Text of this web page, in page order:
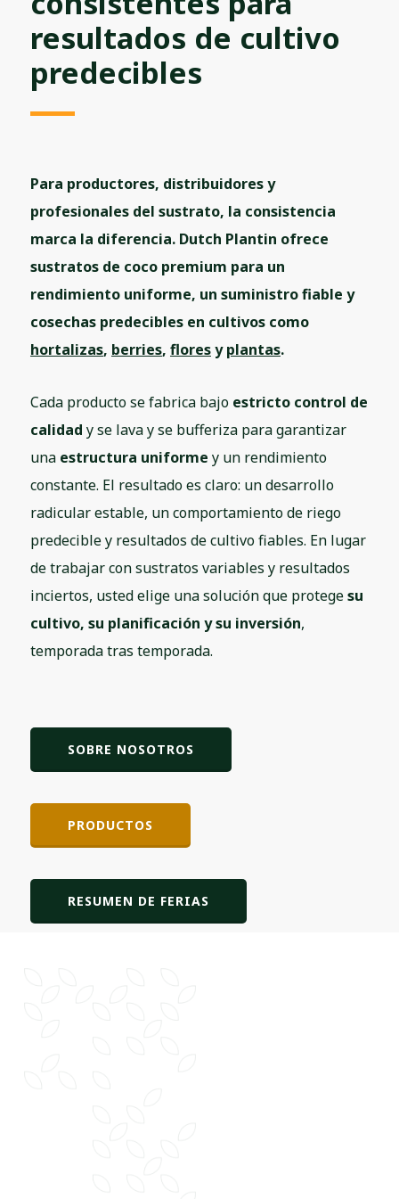
investors in life
resultados de cultivo
predecibles
Para productores, distribuidores y
profesionales del sustrato, la consistencia
marca la diferencia. Dutch Plantin ofrece
sustratos de coco premium para un
rendimiento uniforme, un suministro fiable y
cosechas predecibles en cultivos como
hortalizas, berries, floresyplantas.
Cada producto se fabrica bajo estricto control de
calidad y se lava y se bufferiza para garantizar
una estructura uniforme y un rendimiento
constante. El resultado es claro: un desarrollo
radicular estable, un comportamiento de riego
predecible y resultados de cultivo fiables. En lugar
de trabajar con sustratos variables y resultados
inciertos, usted elige una solución que protegesu
cultivo, su planificación y su inversión,
temporada tras temporada.
SOBRE NOSOTROS
PRODUCTOS
RESUMEN DE FERIAS